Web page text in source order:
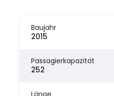
Baujahr
2015
Passagierkapazität
252
Länge